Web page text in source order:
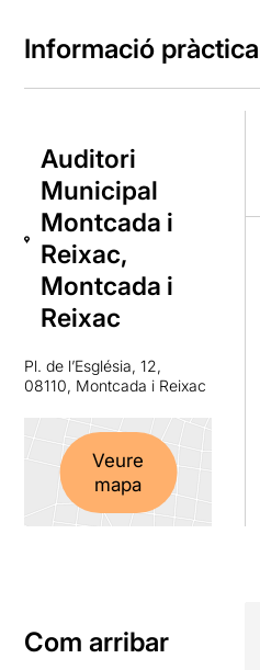
Informació pràctica
Auditori
Municipal
Montcada i
Reixac,
Montcada i
Reixac
Pl. de l’Església, 12,
08110, Montcada i Reixac
Veure
mapa
Com arribar